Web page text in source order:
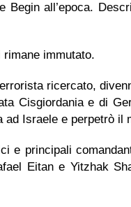
all’epoca.
immutato.
ricercato,
Cisgiordania e di
Israele e perpetrò il
e principali
Eitan e Yitzhak